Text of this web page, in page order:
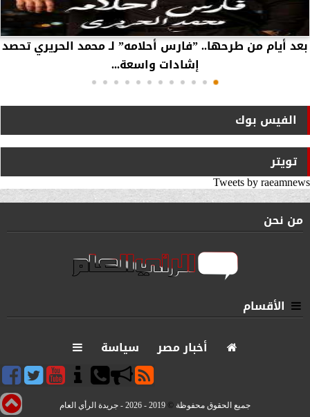
بعد أيام من طرحها.. ”فارس أحلامه” لـ محمد الحريري تحصد
إشادات واسعة...
الفيس بوك
تويتر
Tweets by raeamnews
من نحن
الأقسام
أخبار مصر
سياسة
جميع الحقوق محفوظة ©